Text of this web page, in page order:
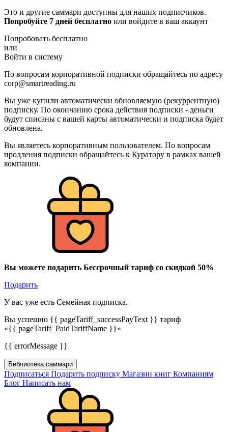
Это и другие саммари доступны для наших подписчиков.
Попробуйте 7 дней бесплатно или войдите в ваш аккаунт
Попробовать бесплатно
или
Войти в систему
По вопросам корпоративной подписки обращайтесь по адресу
corp@smartreading.ru
Вы уже купили автоматически обновляемую (рекуррентную)
подписку. По окончанию срока действия подписки - деньги
будут списаны с вашей карты автоматически и подписка будет
обновлена.
Вы являетесь корпоративным пользователем. По вопросам
продления подписки обращайтесь к Куратору в рамках вашей
компании.
Вы можете подарить Бессрочный тариф со скидкой 50%
Подарить
У вас уже есть Семейная подписка.
Вы успешно {{ pageTariff_successPayText }} тариф
«{{ pageTariff_PaidTariffName }}»
{{ errorMessage }}
Библиотека саммари
Подписаться Подарить подписку Магазин книг Компаниям
Блог Написать нам